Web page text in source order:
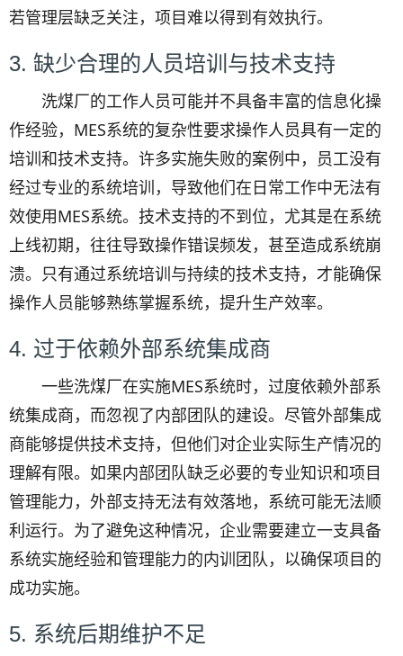
若管理层缺乏关注，项目难以得到有效执行。
3. 缺少合理的人员培训与技术支持
洗煤厂的工作人员可能并不具备丰富的信息化操
作经验，MES系统的复杂性要求操作人员具有一定的
培训和技术支持。许多实施失败的案例中，员工没有
经过专业的系统培训，导致他们在日常工作中无法有
效使用MES系统。技术支持的不到位，尤其是在系统
上线初期，往往导致操作错误频发，甚至造成系统崩
溃。只有通过系统培训与持续的技术支持，才能确保
操作人员能够熟练掌握系统，提升生产效率。
4. 过于依赖外部系统集成商
一些洗煤厂在实施MES系统时，过度依赖外部系
统集成商，而忽视了内部团队的建设。尽管外部集成
商能够提供技术支持，但他们对企业实际生产情况的
理解有限。如果内部团队缺乏必要的专业知识和项目
管理能力，外部支持无法有效落地，系统可能无法顺
利运行。为了避免这种情况，企业需要建立一支具备
系统实施经验和管理能力的内训团队，以确保项目的
成功实施。
5. 系统后期维护不足